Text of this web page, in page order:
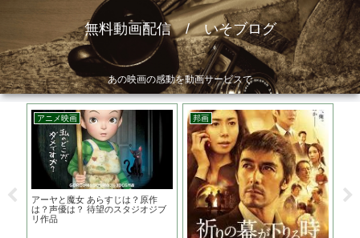
無料動画配信 / いそブログ
あの映画の感動を動画サービスで
演
アニメ映画
アーヤと魔女 あらすじは？原作
は？声優は？ 待望のスタジオジブ
リ作品
邦画